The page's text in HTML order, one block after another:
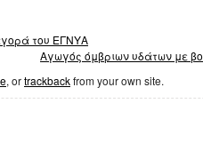
του ΕΓΝΥΑ
Αγωγός όμβριων υδάτων με
, ortrackbackfrom your own site.